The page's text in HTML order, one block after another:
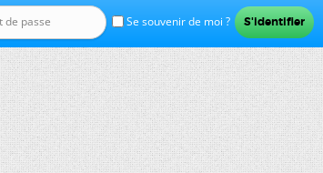
Se souvenir de moi ?